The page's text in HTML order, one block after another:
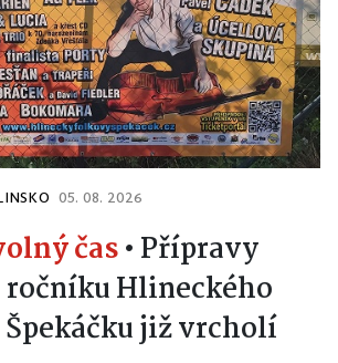
05. 08. 2026
čas• Přípravy
ročníku Hlineckého
již vrcholí